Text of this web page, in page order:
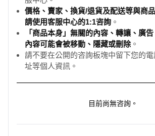
價格、賣家、換貨/退貨及配送等與商
請使用客服中心的1:1咨詢 。
「商品本身」無關的內容、轉讓、廣
內容可能會被移動、隱藏或刪除。
請不要在公開的咨詢板塊中留下您的
址等個人資訊。
目前尚無咨詢。